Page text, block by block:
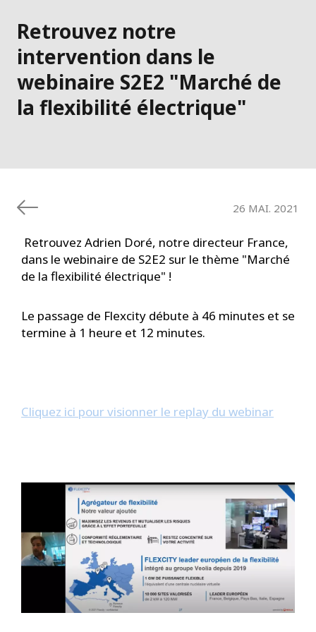
Retrouvez notre
intervention dans le
webinaire S2E2 "Marché de
la flexibilité électrique"
26 MAI. 2021
Retrouvez Adrien Doré, notre directeur France,
dans le webinaire de S2E2 sur le thème "Marché
de la flexibilité électrique" !
Le passage de Flexcity débute à 46 minutes et se
termine à 1 heure et 12 minutes.
Cliquez ici pour visionner le replay du webinar